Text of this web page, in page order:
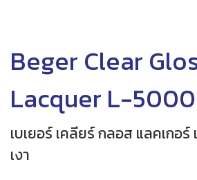
Beger Clear
Lacquer L-5000
เบเยอร์ เคลียร์ กลอส แลคเกอ
เงา